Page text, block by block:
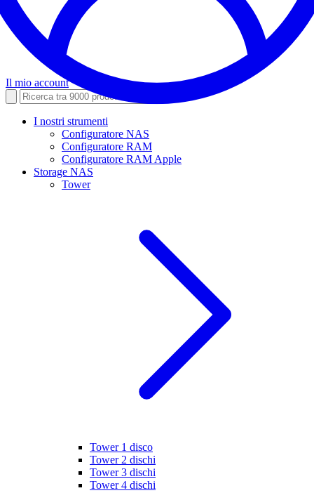
Il mio account
I nostri strumenti
Configuratore NAS
Configuratore RAM
Configuratore RAM Apple
Storage NAS
Tower
Tower 1 disco
Tower 2 dischi
Tower 3 dischi
Tower 4 dischi